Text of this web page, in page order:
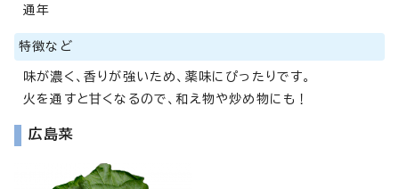
通年
特徴など
味が濃く、香りが強いため、薬味にぴったりです。
火を通すと甘くなるので、和え物や炒め物にも！
広島菜